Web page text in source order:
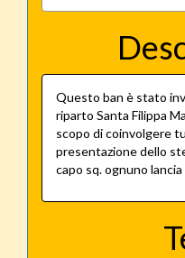
Questo ban è stato
riparto Santa Filippa
scopo di coinvolgere
presentazione dello
capo sq. ognuno